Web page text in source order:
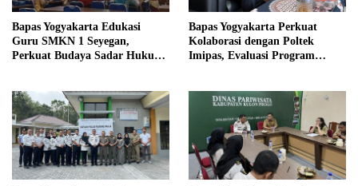
Bapas Yogyakarta Edukasi
Guru SMKN 1 Seyegan,
Perkuat Budaya Sadar Hukum
Bapas Yogyakarta Perkuat
Kolaborasi dengan Poltek
Imipas, Evaluasi Program